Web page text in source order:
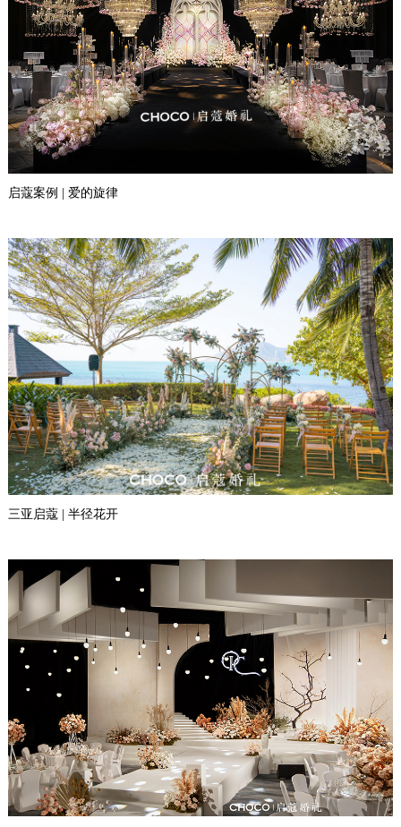
启蔻案例 | 爱的旋律
三亚启蔻 | 半径花开